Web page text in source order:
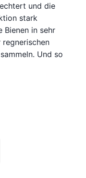
und die
stark
Bienen in sehr
Und so